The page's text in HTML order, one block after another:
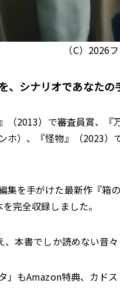
（C）2026
シナリオであなたの手
（2013）で審査員賞、
ホ）、『怪物』（2023
集を手がけた最新作『
完全収録しました。
本書でしか読めない音
もAmazon特典、カドス